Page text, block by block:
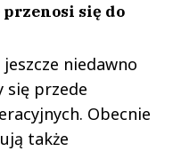
się do
niedawno
się przede
Obecnie
także